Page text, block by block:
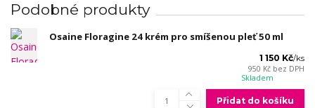
Podobné produkty
Osaine Floragine 24 krém pro smíšenou pleť 50 ml
1 150 Kč/ks
950 Kč bez DPH
Skladem
Přidat do košíku